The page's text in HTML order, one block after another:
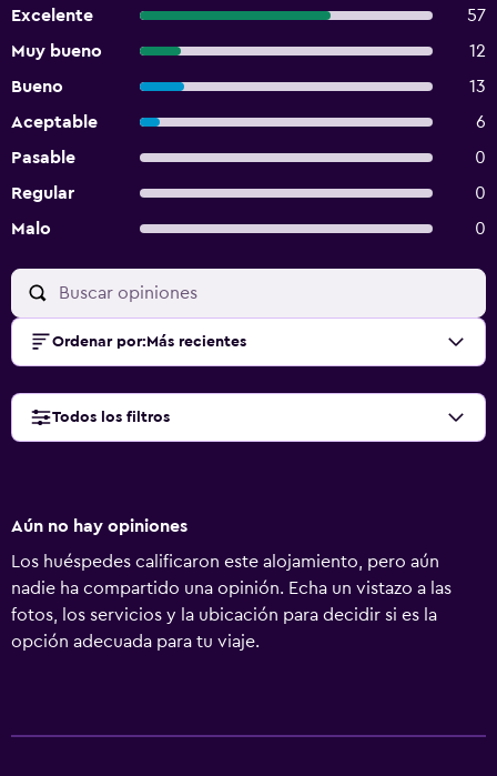
Excelente
57
Muy bueno
12
Bueno
13
Aceptable
6
Pasable
0
Regular
0
Malo
0
Ordenar por: Más recientes
Todos los filtros
Aún no hay opiniones
Los huéspedes calificaron este alojamiento, pero aún
nadie ha compartido una opinión. Echa un vistazo a las
fotos, los servicios y la ubicación para decidir si es la
opción adecuada para tu viaje.